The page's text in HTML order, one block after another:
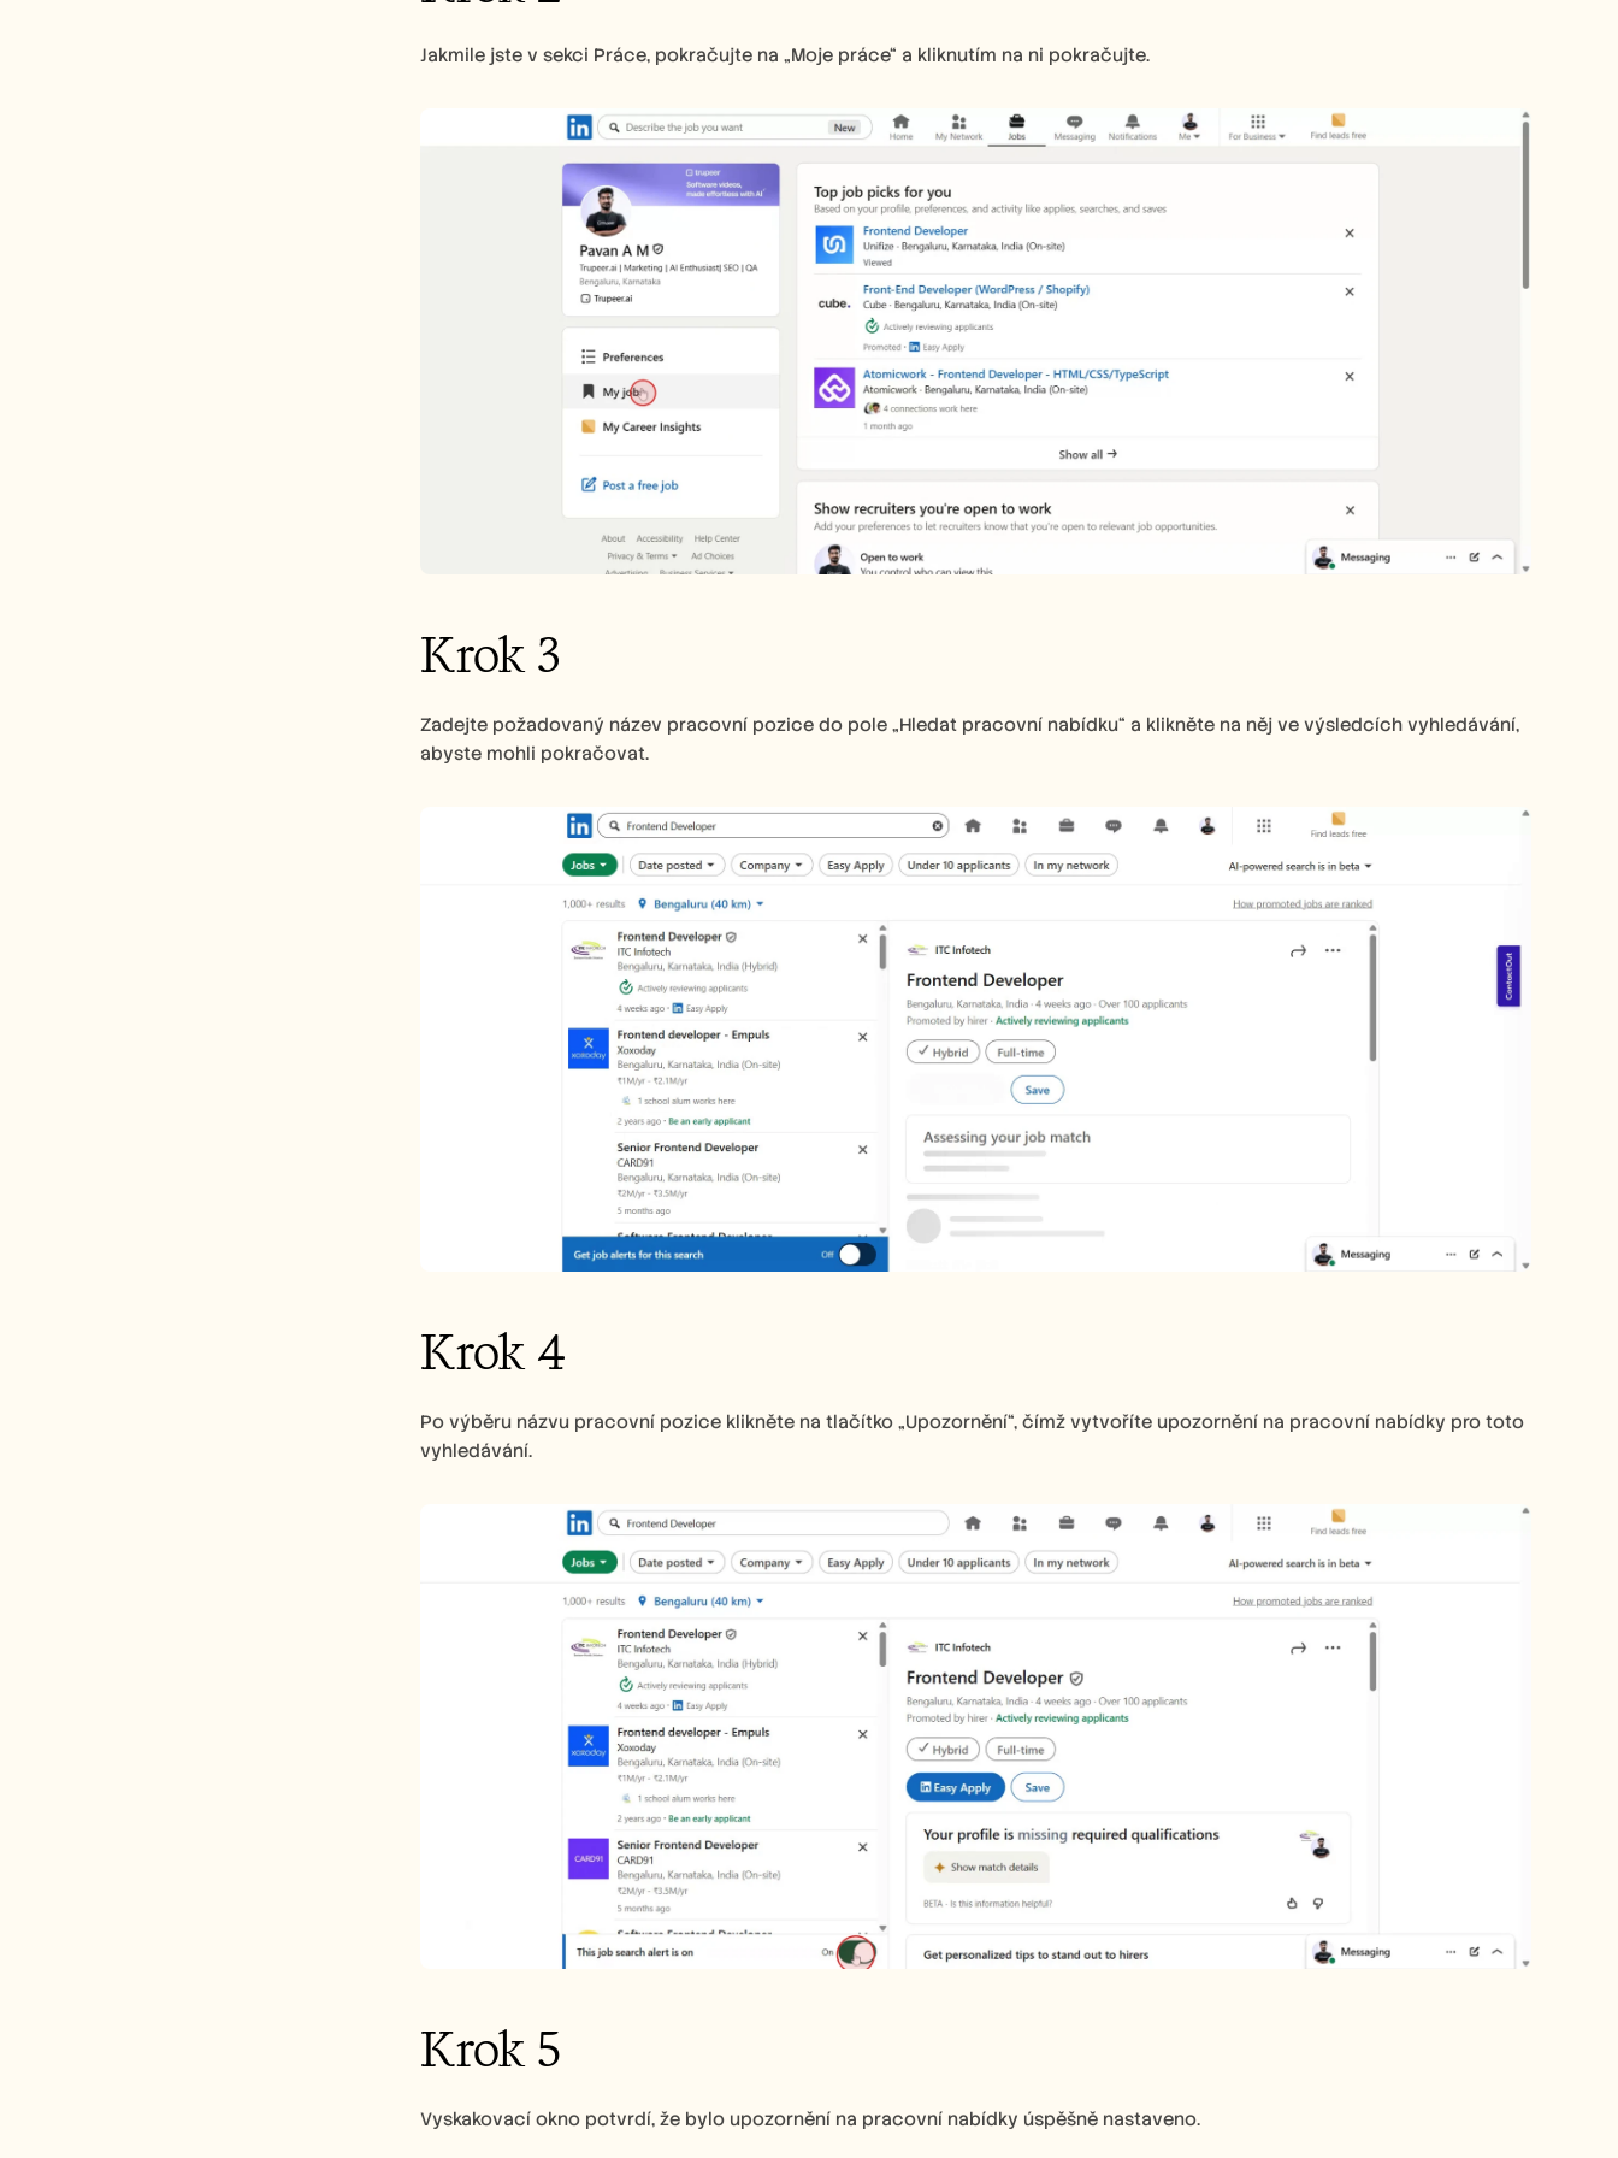
Jakmile jste v sekci Práce, pokračujte na „Moje práce“ a kliknutím na ni pokračujte.
Krok 3
Zadejte požadovaný název pracovní pozice do pole „Hledat pracovní nabídku“ a klikněte na něj ve výsledcích vyhledávání,
abyste mohli pokračovat.
Krok 4
Po výběru názvu pracovní pozice klikněte na tlačítko „Upozornění“, čímž vytvoříte upozornění na pracovní nabídky pro toto
vyhledávání.
Krok 5
Vyskakovací okno potvrdí, že bylo upozornění na pracovní nabídky úspěšně nastaveno.